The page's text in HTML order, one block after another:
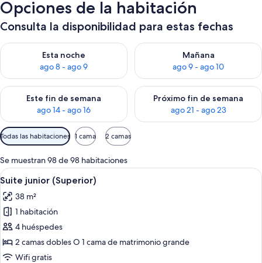
Opciones de la habitación
Consulta la disponibilidad para estas fechas
Esta noche
ago 8 - ago 9
Consulta la disponibilidad para esta noche, ago 8 - ago 9
Mañana
ago 9 - ago 10
Consulta la disponibilidad
Este fin de semana
ago 14 - ago 16
Consulta la disponibilidad para este fin de semana, ago 14 -
Próximo fin de semana
ago 21 - ago 23
Consulta la disponibilidad
Filtros
disponibles
para
las
habitaciones
Todas las habitaciones 1 cama 2 camas
Se muestran 98 de 98 habitaciones
Abrir
todas
las
fotos
de
Suite
junior
Una cama con dosel, televisor y una
7
Suite junior (Superior)
38 m²
1 habitación
4 huéspedes
2 camas dobles O 1 cama de matrimonio grande
Wifi gratis